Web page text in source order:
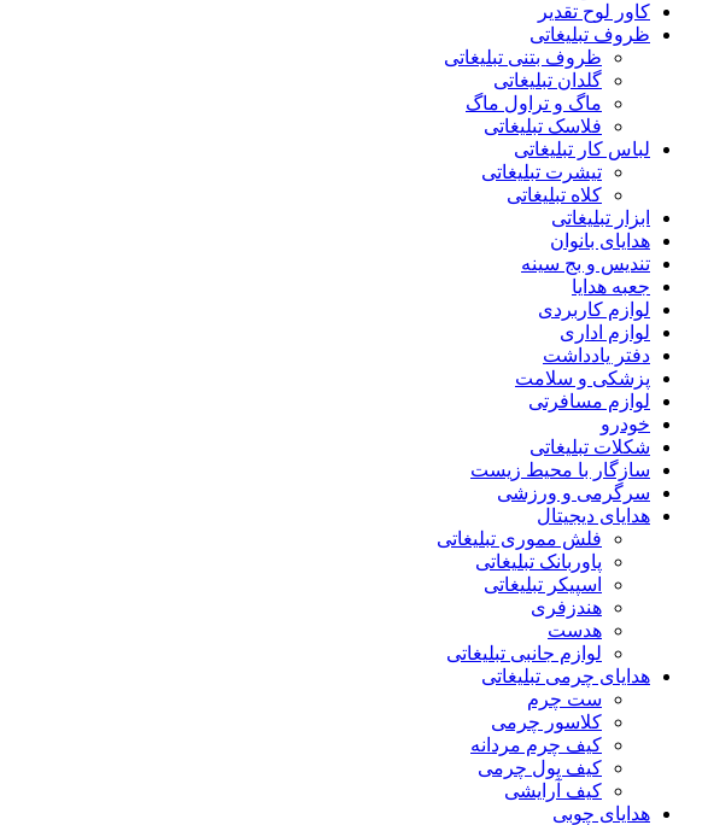
کاور لوح تقدیر
ظروف تبلیغاتی
ظروف بتنی تبلیغاتی
گلدان تبلیغاتی
ماگ و تراول ماگ
فلاسک تبلیغاتی
لباس کار تبلیغاتی
تیشرت تبلیغاتی
کلاه تبلیغاتی
ابزار تبلیغاتی
هدایای بانوان
تندیس و بج سینه
جعبه هدایا
لوازم کاربردی
لوازم اداری
دفتر یادداشت
پزشکی و سلامت
لوازم مسافرتی
خودرو
شکلات تبلیغاتی
سازگار با محیط زیست
سرگرمی و ورزشی
هدایای دیجیتال
فلش مموری تبلیغاتی
پاوربانک تبلیغاتی
اسپیکر تبلیغاتی
هندزفری
هدست
لوازم جانبی تبلیغاتی
هدایای چرمی تبلیغاتی
ست چرم
کلاسور چرمی
کیف چرم مردانه
کیف پول چرمی
کیف آرایشی
هدایای چوبی